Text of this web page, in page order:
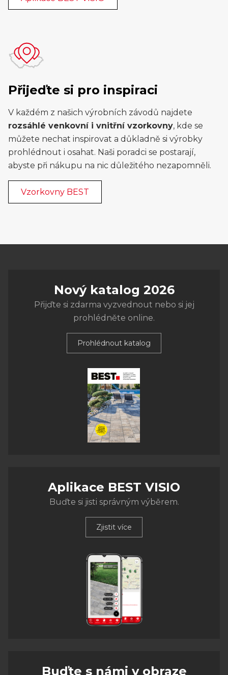
Přijeďte si pro inspiraci
V každém z našich výrobních závodů najdete
rozsáhlé venkovní i vnitřní vzorkovny, kde se
můžete nechat inspirovat a důkladně si výrobky
prohlédnout i osahat. Naši poradci se postarají,
abyste při nákupu na nic důležitého nezapomněli.
Vzorkovny BEST
Nový katalog 2026
Přijďte si zdarma vyzvednout nebo si jej
prohlédněte online.
Prohlédnout katalog
Aplikace BEST VISIO
Buďte si jisti správným výběrem.
Zjistit více
Buďte s námi v obraze